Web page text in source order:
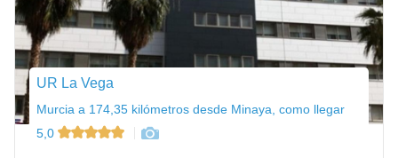
UR La Vega
Murcia a 174,35 kilómetros desde Minaya, como llegar
5,0